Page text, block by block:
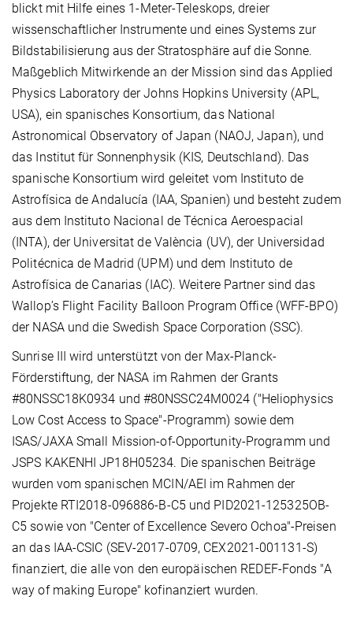
blickt mit Hilfe eines 1-Meter-Teleskops, dreier
wissenschaftlicher Instrumente und eines Systems zur
Bildstabilisierung aus der Stratosphäre auf die Sonne.
Maßgeblich Mitwirkende an der Mission sind das Applied
Physics Laboratory der Johns Hopkins University (APL,
USA), ein spanisches Konsortium, das National
Astronomical Observatory of Japan (NAOJ, Japan), und
das Institut für Sonnenphysik (KIS, Deutschland). Das
spanische Konsortium wird geleitet vom Instituto de
Astrofísica de Andalucía (IAA, Spanien) und besteht zudem
aus dem Instituto Nacional de Técnica Aeroespacial
(INTA), der Universitat de València (UV), der Universidad
Politécnica de Madrid (UPM) und dem Instituto de
Astrofísica de Canarias (IAC). Weitere Partner sind das
Wallop’s Flight Facility Balloon Program Office (WFF-BPO)
der NASA und die Swedish Space Corporation (SSC).
Sunrise III wird unterstützt von der Max-Planck-
Förderstiftung, der NASA im Rahmen der Grants
#80NSSC18K0934 und #80NSSC24M0024 ("Heliophysics
Low Cost Access to Space"-Programm) sowie dem
ISAS/JAXA Small Mission-of-Opportunity-Programm und
JSPS KAKENHI JP18H05234. Die spanischen Beiträge
wurden vom spanischen MCIN/AEI im Rahmen der
Projekte RTI2018-096886-B-C5 und PID2021-125325OB-
C5 sowie von "Center of Excellence Severo Ochoa"-Preisen
an das IAA-CSIC (SEV-2017-0709, CEX2021-001131-S)
finanziert, die alle von den europäischen REDEF-Fonds "A
way of making Europe" kofinanziert wurden.